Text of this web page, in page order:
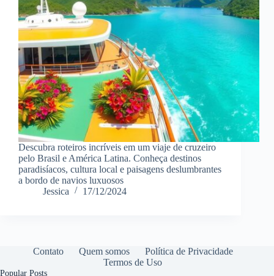
Descubra roteiros incríveis em um viaje de cruzeiro
pelo Brasil e América Latina. Conheça destinos
paradisíacos, cultura local e paisagens deslumbrantes
a bordo de navios luxuosos
Jessica
17/12/2024
Contato Quem somos
Política de Privacidade
Termos de Uso
Popular Posts